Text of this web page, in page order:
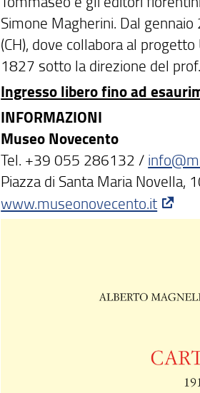
Simone Magherini. Dal
(CH), dove collabora al
1827 sotto la direzione del
Ingresso libero fino ad
INFORMAZIONI
Museo Novecento
Tel. +39 055 286132 /
Piazza di Santa Maria Novella,
www.museonovecento.it